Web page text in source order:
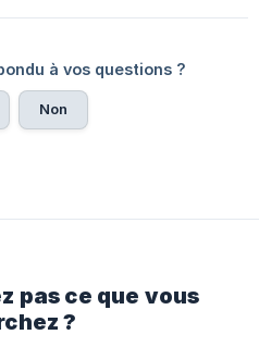
à vos questions ?
Non
pas ce que vous
?